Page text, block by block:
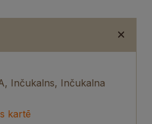
Inčukalns, Inčukalna
kartē